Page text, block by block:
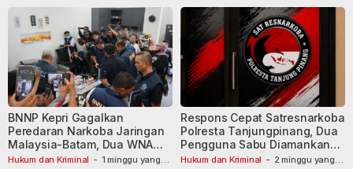
Hukum dan Kriminal - 1 minggu yang
BNNP Kepri Gagalkan
Peredaran Narkoba Jaringan
Malaysia-Batam, Dua WNA
Masih Diburu
Hukum dan Kriminal - 2 minggu yang
Respons Cepat Satresnarkoba
Polresta Tanjungpinang, Dua
Pengguna Sabu Diamankan
Usai Dilaporkan ke Call Center